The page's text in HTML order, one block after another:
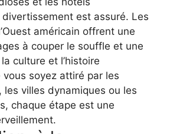
est assuré. Les
américain offrent une
à couper le souffle et une
culture et l’histoire
vous soyez attiré par les
les villes dynamiques ou les
chaque étape est une